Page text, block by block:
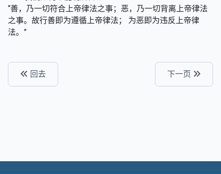
“善，乃一切符合上帝律法之事；恶，乃一切背离上帝律法
之事。故行善即为遵循上帝律法； 为恶即为违反上帝律
法。”
回去 下一页